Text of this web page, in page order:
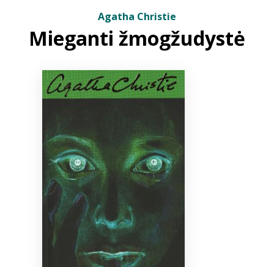
ELVIS atvyksta
Naujienos
Agatha Christie
Mieganti žmogžudystė